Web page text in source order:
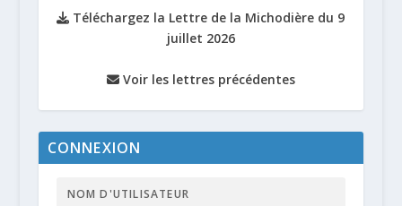
Téléchargez la Lettre de la Michodière du 9
juillet 2026
Voir les lettres précédentes
CONNEXION